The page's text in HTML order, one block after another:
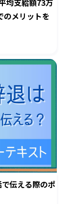
均支給額73万
のメリットを
伝える際のポ